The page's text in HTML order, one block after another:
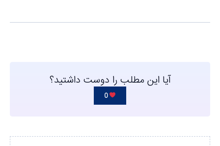
آیا این مطلب را دوست داشتید؟
0